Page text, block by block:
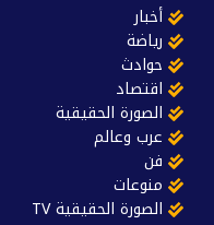
أخبار
رياضة
حوادث
اقتصاد
الصورة الحقيقية
عرب وعالم
فن
منوعات
الصورة الحقيقية TV